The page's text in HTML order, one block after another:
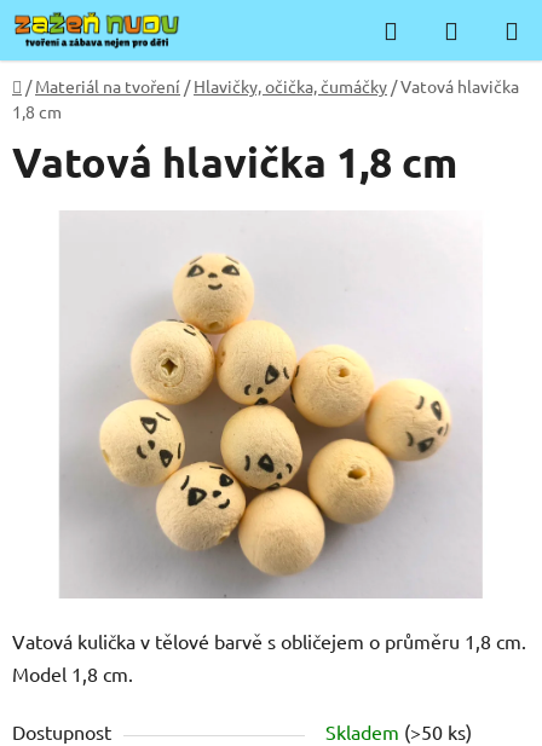
Přejít
na
obsah
Hledat
KOŠÍK
Domů
/ Materiál na tvoření / Hlavičky, očička, čumáčky /Vatová hlavička
1,8 cm
Vatová kulička v tělové barvě s obličejem o průměru 1,8 cm.
Model 1,8 cm.
Dostupnost Skladem (>50 ks)
Vatová hlavička 1,8 cm